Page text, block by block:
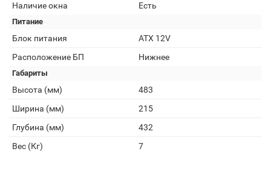
Наличие окна Есть
Питание
Блок питания
ATX 12V
Расположение БП
Нижнее
Габариты
Высота (мм)
483
Ширина (мм)
215
Глубина (мм)
432
Вес (Кг)
7